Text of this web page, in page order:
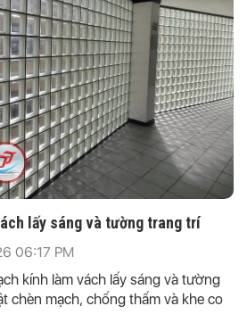
lấy sáng và tường trang trí
06:17 PM
kính làm vách lấy sáng và tường
chèn mạch, chống thấm và khe co